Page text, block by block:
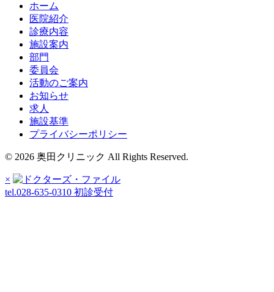
ホーム
医院紹介
診療内容
施設案内
部門
委員会
活動のご案内
お知らせ
求人
施設基準
プライバシーポリシー
© 2026 奥田クリニック All Rights Reserved.
×
tel.028-635-0310 初診受付